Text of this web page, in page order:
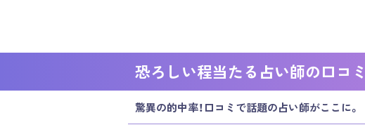
恐ろしい程当たる占い師の口コミ
驚異の的中率！口コミで話題の占い師がここに。